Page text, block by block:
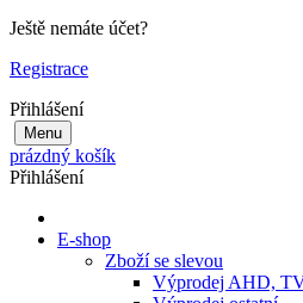
Ještě nemáte účet?
Registrace
Přihlášení
Menu
prázdný košík
Přihlášení
E-shop
Zboží se slevou
Výprodej AHD,